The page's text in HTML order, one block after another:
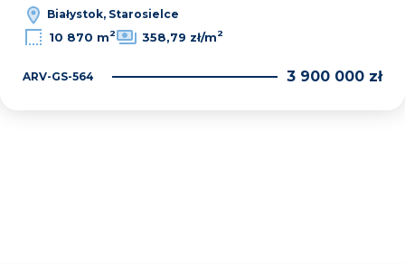
Białystok, Starosielce
10 870 m2 358,79 zł/m2
ARV-GS-564 3 900 000 zł